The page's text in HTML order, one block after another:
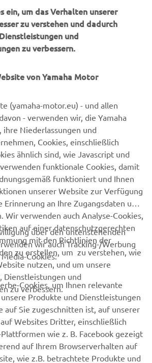
ENTDECKEN
ein, um das Verhalten unserer
zu verstehen und dadurch
und
zu verbessern.
von Yamaha Motor
(yamaha-motor.eu) - und allen
- verwenden wir, die Yamaha
ihre Niederlassungen und
Cookies, einschließlich
ähnlich sind, wie Javascript und
funktionale Cookies, damit
funktioniert und Ihnen
unserer Website zur Verfügung
Erinnerung an Ihre Zugangsdaten und
Wir verwenden auch Analyse-Cookies,
auf einer datenschutzgerechten
mit den Richtlinien der
zu erstellen, um zu verstehen, wie
nutzen, und um unsere
Dienstleistungen und
zu verbessern.
über den untenstehenden
wir auch Tracking-/Werbung
Cookies:
Cookies, um Ihnen relevante
Produkte und Dienstleistungen
auf Sie zugeschnitten ist, auf unserer
Websites Dritter, einschließlich
wie z. B. Facebook gezeigt
auf Ihrem Browserverhalten auf
wie z.B. betrachtete Produkte und